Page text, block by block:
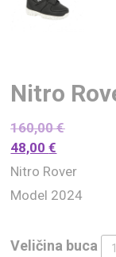
Nitro
160,00€
48,00€
Nitro Rover
Model 2024
Veličina buca